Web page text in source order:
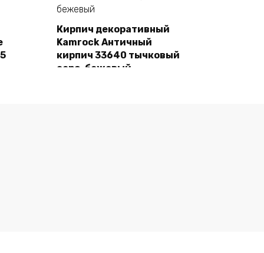
В корзину
Кирпич декоративный
Kamrock Античный
кирпич 33640 тычковый
серо-бежевый